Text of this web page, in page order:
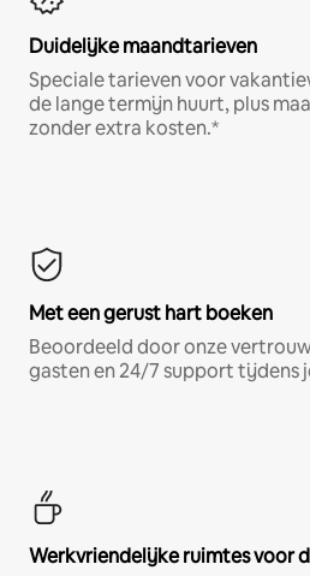
Duidelijke maandtarieven
Speciale tarieven voor
de lange termijn huurt, plus
zonder extra kosten.*
Met een gerust hart boeken
Beoordeeld door onze
gasten en 24/7 support tijdens
Werkvriendelijke ruimtes voor